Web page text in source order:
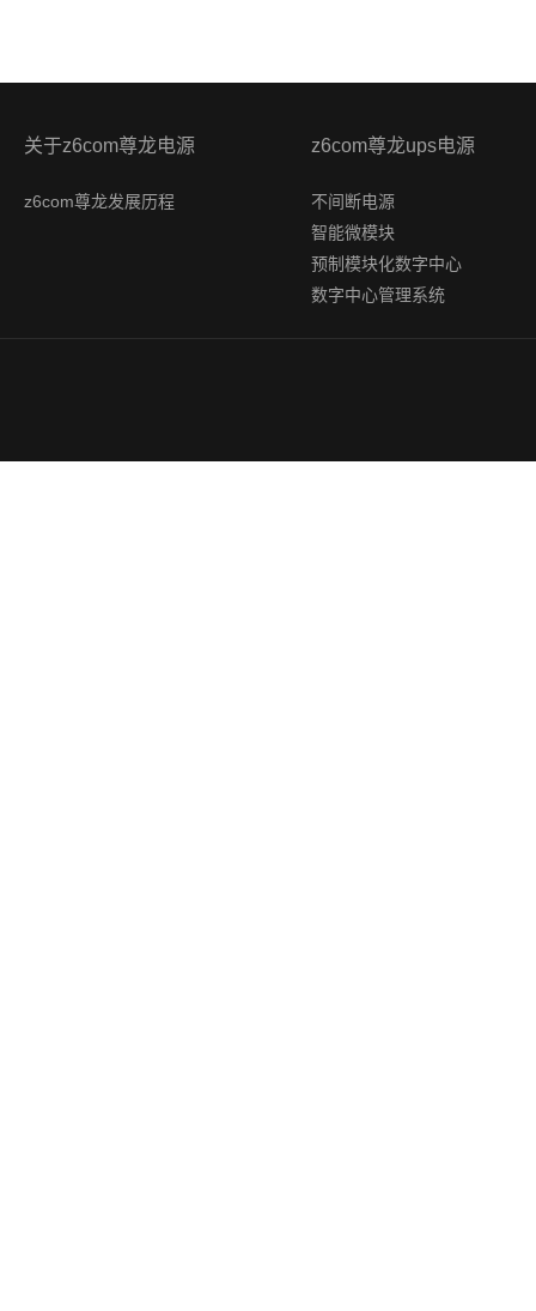
关于z6com尊龙电源
z6com尊龙发展历程
z6com尊龙ups电源
不间断电源
智能微模块
预制模块化数字中心
数字中心管理系统